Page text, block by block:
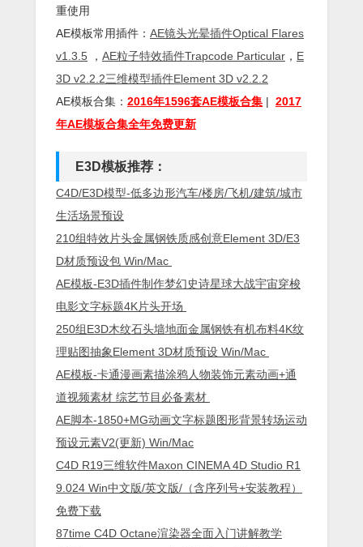
重使用
AE模板常用插件： AE镜头光晕插件Optical Flares
v1.3.5 ， AE粒子特效插件Trapcode Particular ， E
3D v2.2.2三维模型插件Element 3D v2.2.2
AE模板合集： 2016年1596套AE模板合集 | 2017
年AE模板合集全年免费更新
E3D模板推荐：
C4D/E3D模型-低多边形汽车/楼房/飞机/建筑/城市
生活场景预设
210组特效片头金属钢铁质感创意Element 3D/E3
D材质预设包 Win/Mac
AE模板-E3D插件制作梦幻史诗星球大战宇宙穿梭
电影文字标题4K片头开场
250组E3D木纹石头墙地面金属钢铁有机布料4K纹
理贴图抽象Element 3D材质预设 Win/Mac
AE模板-卡通漫画素描涂鸦人物装饰元素动画+通
道视频素材 综艺节目必备素材
AE脚本-1850+MG动画文字标题图形背景转场运动
预设元素V2(更新) Win/Mac
C4D R19三维软件Maxon CINEMA 4D Studio R1
9.024 Win中文版/英文版/（含序列号+安装教程）
免费下载
87time C4D Octane渲染器全面入门讲解教学